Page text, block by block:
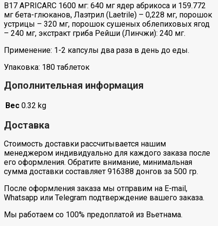
B17 APRICARC 1600 мг: 640 мг ядер абрикоса и 159.772
мг бета-глюканов, Лаэтрил (Laetrile) – 0,228 мг, порошок
устрицы – 320 мг, порошок сушеных облепиховых ягод
– 240 мг, экстракт гриба Рейши (Линчжи): 240 мг.
Применение: 1-2 капсулы два раза в день до еды.
Упаковка: 180 ​​таблеток
Дополнительная информация
Вес 0.32 kg
Доставка
Стоимость доставки рассчитывается нашим
менеджером индивидуально для каждого заказа после
его оформления. Обратите внимание, минимальная
сумма доставки составляет 916388 донгов за 500 гр.
После оформления заказа мы отправим на E-mail,
Whatsapp или Telegram подтверждение вашего заказа.
Мы работаем со 100% предоплатой из Вьетнама.